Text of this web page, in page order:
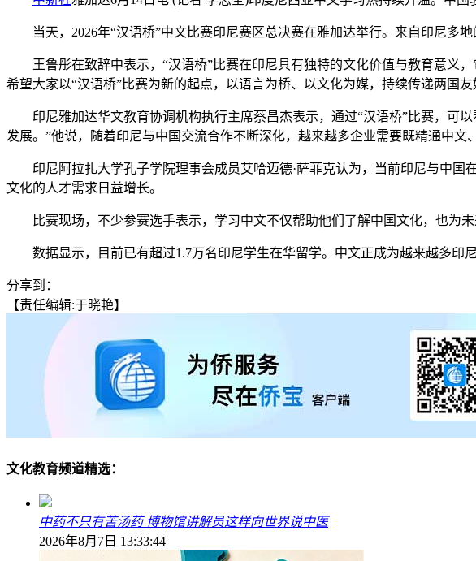
当天，2026年“汉语桥”中文比赛印尼赛区总决赛在雅加达举行。来自印尼多地
王鲁彤在致辞中表示，“汉语桥”比赛在印尼具有独特的文化价值与教育意义，
希望大家以“汉语桥”比赛为新的起点，以语言为桥、以文化为媒，持续传递两国友
印尼雅加达华文教育协调机构执行主席蔡昌杰表示，通过“汉语桥”比赛，可以
发展。”他说，随着印尼与中国交流合作不断深化，越来越多企业需要既精通中文
印尼阿拉扎大学孔子学院理事会成员艾哈迈德·萨菲克认为，当前印尼与中国
文化的人才需求日益增长。
比赛现场，不少参赛选手表示，学习中文不仅帮助他们了解中国文化，也为未
数据显示，目前已有超过1.7万名印尼学生在华留学。中文正成为越来越多印
分享到：
【责任编辑:于晓艳】
文化教育频道精选：
中药不只有苦汤药 博物馆讲解员这样向世界说中医
2026年8月7日 13:33:44